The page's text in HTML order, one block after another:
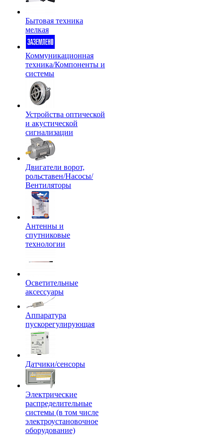
Бытовая техника
мелкая
Коммуникационная
техника/Компоненты и
системы
Устройства оптической
и акустической
сигнализации
Двигатели ворот,
рольставен/Насосы/
Вентиляторы
Антенны и
спутниковые
технологии
Осветительные
аксессуары
Аппаратура
пускорегулирующая
Датчики/сенсоры
Электрические
распределительные
системы (в том числе
электроустановочное
оборудование)